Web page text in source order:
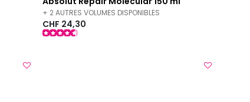
+ 2 AUTRES VOLUMES DISPONIBLES
CHF 24,30